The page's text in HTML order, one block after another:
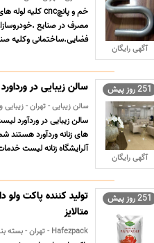
آگهی رایگان
مصرف در صنایع
فضایی.ساختمانی وکلیه
251 روز پیش
آگهی رایگان
سالن زیبایی در ورداورد
سالن زیبایی - تهران -
سالن زیبایی در وردآورد
های زنانه وردآورد هستند
آلرایشگاه زنانه لیست
251 روز پیش
تولید کننده پاکت
متالایز
Hafezpack - تهران - بسته بندی